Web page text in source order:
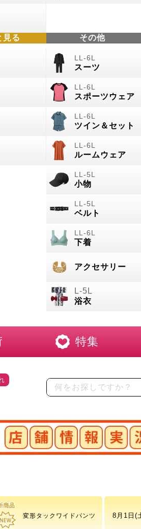
見る その他
スーツ
スポーツウェア
ツイン＆セット
ルームウェア
小物
ベルト
下着
アクセサリー
浴衣
特集